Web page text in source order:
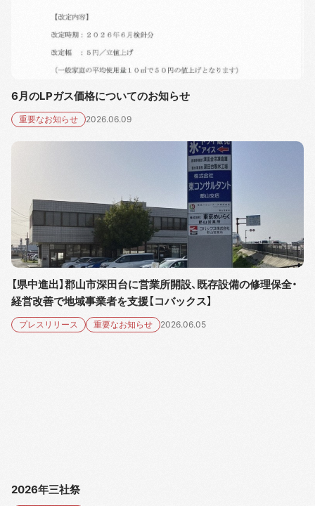
6月のLPガス価格についてのお知らせ
重要なお知らせ 2026.06.09
【県中進出】郡山市深田台に営業所開設、既存設備の修理保全・
経営改善で地域事業者を支援【コバックス】
プレスリリース 重要なお知らせ 2026.06.05
2026年三社祭